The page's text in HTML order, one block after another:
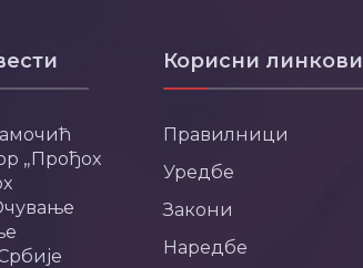
„Прођох
Корисни линкови
Правилници
Уредбе
Закони
Наредбе